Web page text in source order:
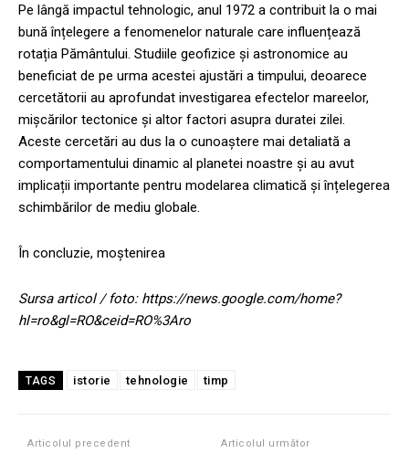
Pe lângă impactul tehnologic, anul 1972 a contribuit la o mai
bună înțelegere a fenomenelor naturale care influențează
rotația Pământului. Studiile geofizice și astronomice au
beneficiat de pe urma acestei ajustări a timpului, deoarece
cercetătorii au aprofundat investigarea efectelor mareelor,
mișcărilor tectonice și altor factori asupra duratei zilei.
Aceste cercetări au dus la o cunoaștere mai detaliată a
comportamentului dinamic al planetei noastre și au avut
implicații importante pentru modelarea climatică și înțelegerea
schimbărilor de mediu globale.
În concluzie, moștenirea
Sursa articol / foto: https://news.google.com/home?
hl=ro&gl=RO&ceid=RO%3Aro
TAGS istorie tehnologie timp
Articolul precedent Articolul următor